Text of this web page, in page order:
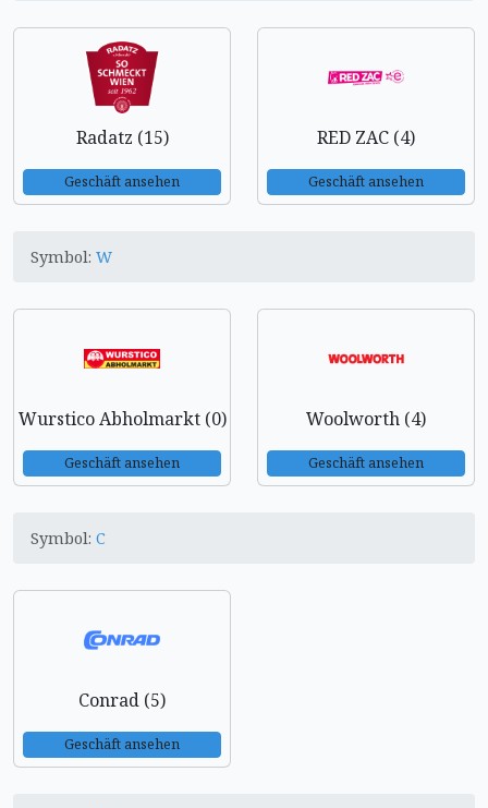
Radatz (15)
Geschäft ansehen
RED ZAC (4)
Geschäft ansehen
Symbol: W
Wurstico Abholmarkt (0)
Geschäft ansehen
Woolworth (4)
Geschäft ansehen
Symbol: C
Conrad (5)
Geschäft ansehen